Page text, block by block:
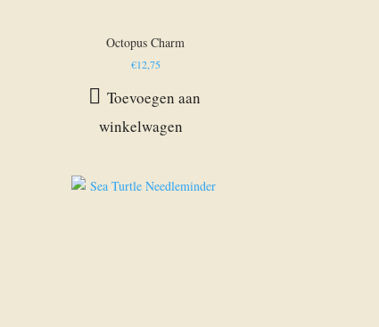
Octopus Charm
€12,75
Toevoegen aan
winkelwagen